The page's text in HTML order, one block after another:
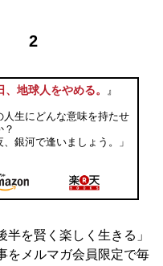
2
、地球人をやめる。 』
人生にどんな意味を持たせ
？
、銀河で逢いましょう。」
を賢く楽しく生きる」
をメルマガ会員限定で毎